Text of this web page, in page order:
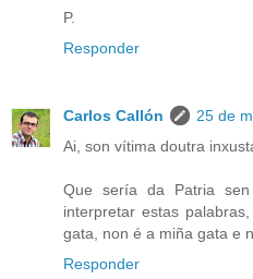
P.
Responder
Carlos Callón
25 de
Ai, son vítima doutra
Que sería da Patria
interpretar estas
gata, non é a miña gata e
Responder